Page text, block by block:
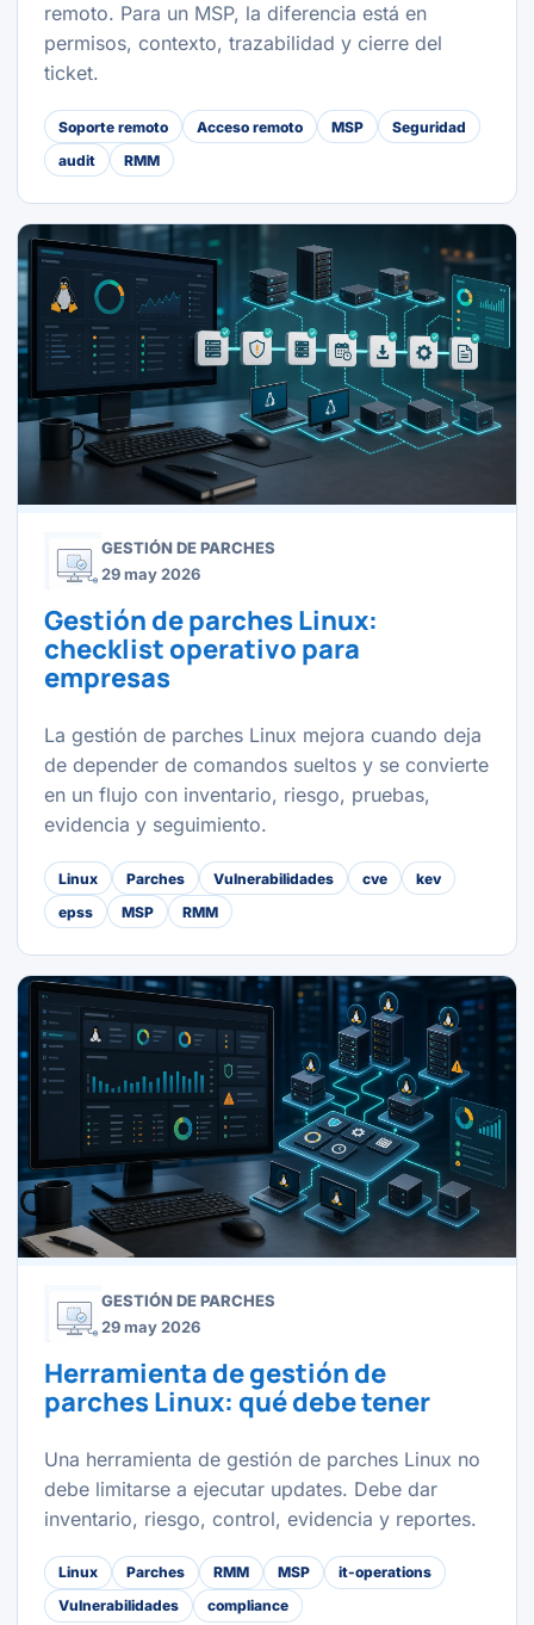
remoto. Para un MSP, la diferencia está en
permisos, contexto, trazabilidad y cierre del
ticket.
Soporte remoto Acceso remoto MSP
Seguridad
audit
RMM
GESTIÓN DE PARCHES
29 may 2026
Gestión de parches Linux:
checklist operativo para
empresas
La gestión de parches Linux mejora cuando deja
de depender de comandos sueltos y se convierte
en un flujo con inventario, riesgo, pruebas,
evidencia y seguimiento.
Linux Parches Vulnerabilidades cve
kev
epss
MSP RMM
GESTIÓN DE PARCHES
29 may 2026
Herramienta de gestión de
parches Linux: qué debe tener
Una herramienta de gestión de parches Linux no
debe limitarse a ejecutar updates. Debe dar
inventario, riesgo, control, evidencia y reportes.
Linux Parches RMM MSP
it-operations
Vulnerabilidades
compliance